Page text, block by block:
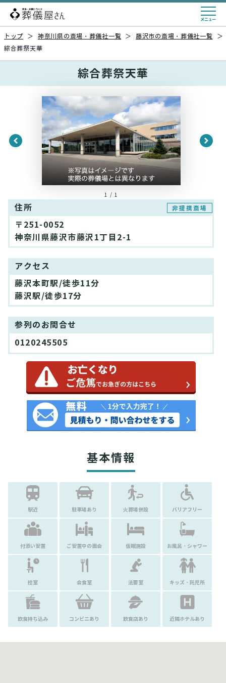
トップ ＞ 神奈川県の斎場・葬儀社一覧 ＞ 藤沢市の斎場・葬儀社一覧
＞
綜合葬祭天華
綜合葬祭天華
1 / 1
住所 非提携斎場
〒251-0052
神奈川県藤沢市藤沢1丁目2-1
アクセス
藤沢本町駅/徒歩11分
藤沢駅/徒歩17分
参列のお問合せ
0120245505
基本情報
駅近 駐車場あり 火葬場併設 バリアフリー
付添い安置 ご安置中の面会 仮眠施設 お風呂・シャワー
控室 会食室 法要室 キッズ・託児所
飲食持ち込み コンビニあり 飲食店あり 近隣ホテルあり